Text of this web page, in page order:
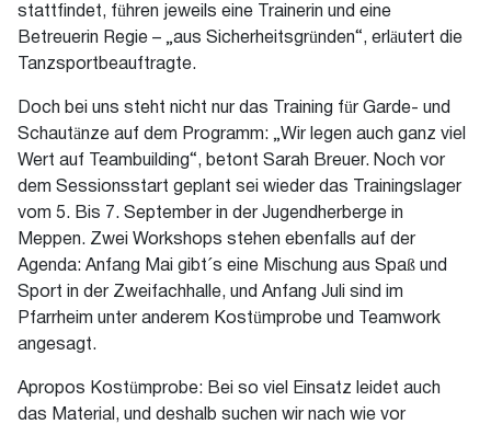
stattfindet, führen jeweils eine Trainerin und eine
Betreuerin Regie – „aus Sicherheitsgründen“, erläutert die
Tanzsportbeauftragte.
Doch bei uns steht nicht nur das Training für Garde- und
Schautänze auf dem Programm: „Wir legen auch ganz viel
Wert auf Teambuilding“, betont Sarah Breuer. Noch vor
dem Sessionsstart geplant sei wieder das Trainingslager
vom 5. Bis 7. September in der Jugendherberge in
Meppen. Zwei Workshops stehen ebenfalls auf der
Agenda: Anfang Mai gibt´s eine Mischung aus Spaß und
Sport in der Zweifachhalle, und Anfang Juli sind im
Pfarrheim unter anderem Kostümprobe und Teamwork
angesagt.
Apropos Kostümprobe: Bei so viel Einsatz leidet auch
das Material, und deshalb suchen wir nach wie vor